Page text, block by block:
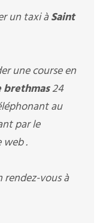
un taxi àSaint
une course en
brethmas24
au
par le
.
rendez-vous à